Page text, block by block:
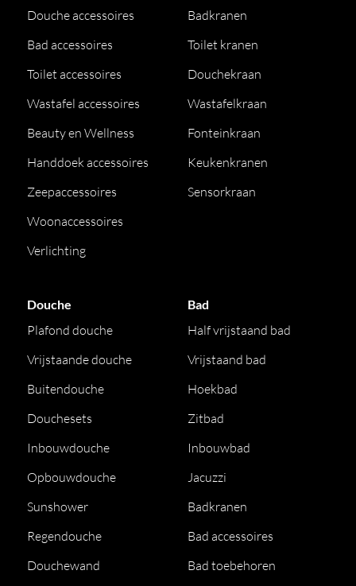
Douche accessoires
Bad accessoires
Toilet accessoires
Wastafel accessoires
Beauty en Wellness
Handdoek accessoires
Zeepaccessoires
Woonaccessoires
Verlichting
Badkranen
Toilet kranen
Douchekraan
Wastafelkraan
Fonteinkraan
Keukenkranen
Sensorkraan
Douche
Plafond douche
Vrijstaande douche
Buitendouche
Douchesets
Inbouwdouche
Opbouwdouche
Sunshower
Regendouche
Douchewand
Bad
Half vrijstaand bad
Vrijstaand bad
Hoekbad
Zitbad
Inbouwbad
Jacuzzi
Badkranen
Bad accessoires
Bad toebehoren